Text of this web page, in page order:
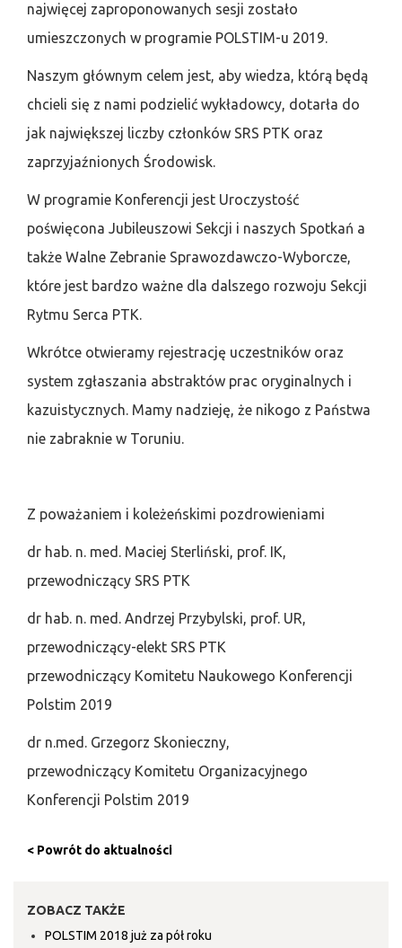
najwięcej zaproponowanych sesji zostało
umieszczonych w programie POLSTIM-u 2019.
Naszym głównym celem jest, aby wiedza, którą będą
chcieli się z nami podzielić wykładowcy, dotarła do
jak największej liczby członków SRS PTK oraz
zaprzyjaźnionych Środowisk.
W programie Konferencji jest Uroczystość
poświęcona Jubileuszowi Sekcji i naszych Spotkań a
także Walne Zebranie Sprawozdawczo-Wyborcze,
które jest bardzo ważne dla dalszego rozwoju Sekcji
Rytmu Serca PTK.
Wkrótce otwieramy rejestrację uczestników oraz
system zgłaszania abstraktów prac oryginalnych i
kazuistycznych. Mamy nadzieję, że nikogo z Państwa
nie zabraknie w Toruniu.
Z poważaniem i koleżeńskimi pozdrowieniami
dr hab. n. med. Maciej Sterliński, prof. IK,
przewodniczący SRS PTK
dr hab. n. med. Andrzej Przybylski, prof. UR,
przewodniczący-elekt SRS PTK
przewodniczący Komitetu Naukowego Konferencji
Polstim 2019
dr n.med. Grzegorz Skonieczny,
przewodniczący Komitetu Organizacyjnego
Konferencji Polstim 2019
< Powrót do aktualności
ZOBACZ TAKŻE
POLSTIM 2018 już za pół roku